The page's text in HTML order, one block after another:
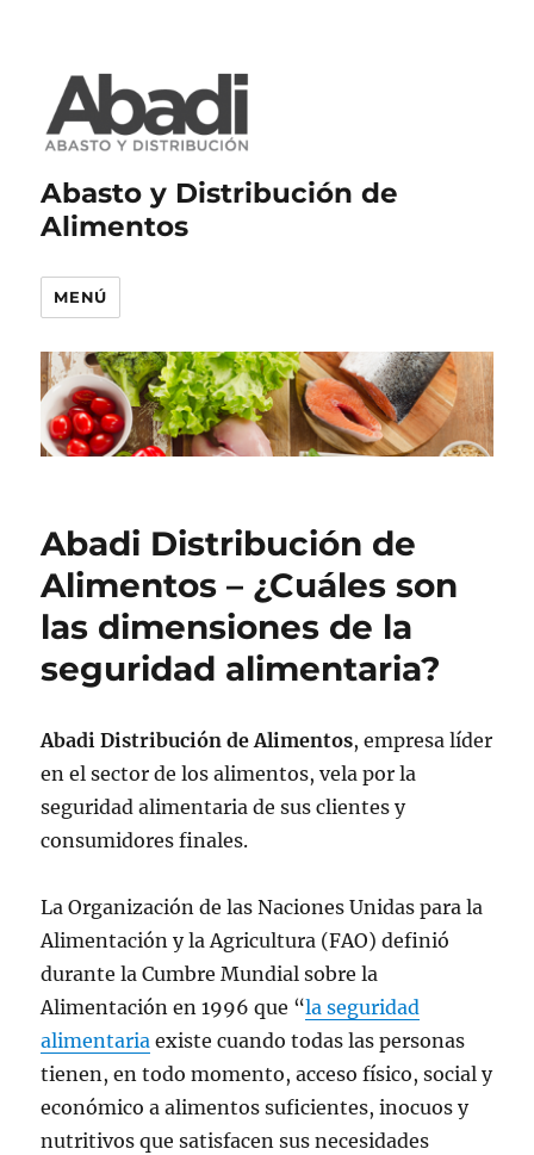
Abasto y Distribución de
Alimentos
MENÚ
Abadi Distribución de
Alimentos – ¿Cuáles son
las dimensiones de la
seguridad alimentaria?
Abadi Distribución de Alimentos, empresa líder
en el sector de los alimentos, vela por la
seguridad alimentaria de sus clientes y
consumidores finales.
La Organización de las Naciones Unidas para la
Alimentación y la Agricultura (FAO) definió
durante la Cumbre Mundial sobre la
Alimentación en 1996 que “la seguridad
alimentaria existe cuando todas las personas
tienen, en todo momento, acceso físico, social y
económico a alimentos suficientes, inocuos y
nutritivos que satisfacen sus necesidades